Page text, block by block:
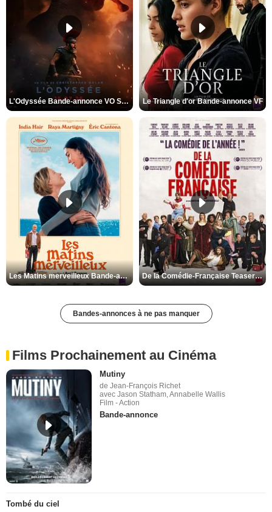
L'Odyssée Bande-annonce VO STFR Le Triangle d'or Bande-annonce VF
Les Matins merveilleux Bande-annonce VF De la Comédie-Française Teaser VF
Bandes-annonces à ne pas manquer
Films Prochainement au Cinéma
Mutiny
de Jean-François Richet
avec Jason Statham, Annabelle Wallis
Film - Action
Bande-annonce
Tombé du ciel